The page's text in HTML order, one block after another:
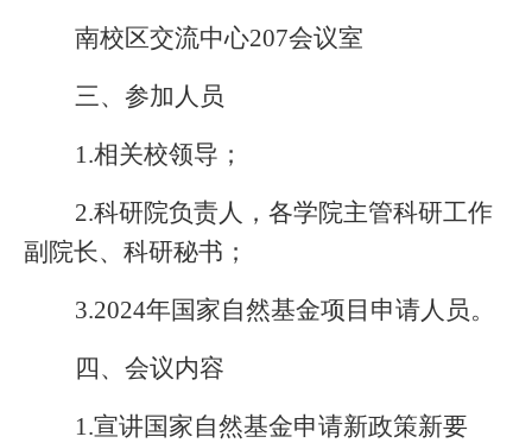
南校区交流中心207会议室
三、参加人员
1.相关校领导；
2.科研院负责人，各学院主管科研工作
副院长、科研秘书；
3.2024年国家自然基金项目 申请人员。
四、会议内容
1.宣讲国家自然基金申请新政策新要